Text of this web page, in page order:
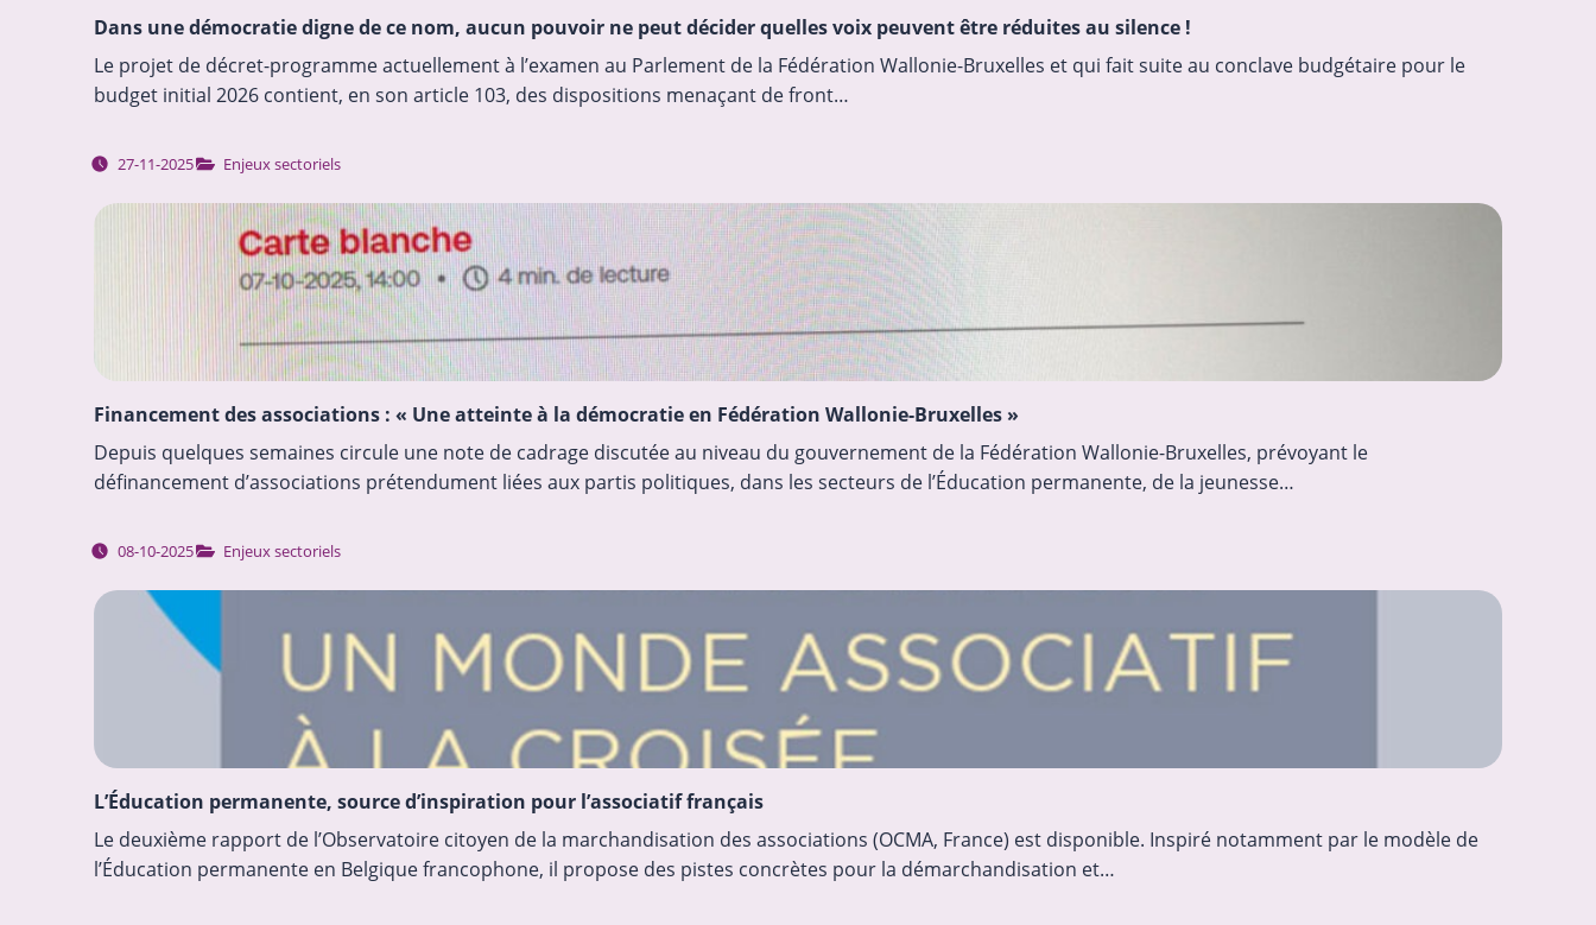
Dans une démocratie digne de ce nom, aucun pouvoir ne peut décider quelles voix peuvent être réduites au silence !
Le projet de décret-programme actuellement à l’examen au Parlement de la Fédération Wallonie-Bruxelles et qui fait suite au conclave budgétaire pour le
budget initial 2026 contient, en son article 103, des dispositions menaçant de front…
27-11-2025 Enjeux sectoriels
Financement des associations : « Une atteinte à la démocratie en Fédération Wallonie-Bruxelles »
Depuis quelques semaines circule une note de cadrage discutée au niveau du gouvernement de la Fédération Wallonie-Bruxelles, prévoyant le
définancement d’associations prétendument liées aux partis politiques, dans les secteurs de l’Éducation permanente, de la jeunesse…
08-10-2025 Enjeux sectoriels
L’Éducation permanente, source d’inspiration pour l’associatif français
Le deuxième rapport de l’Observatoire citoyen de la marchandisation des associations (OCMA, France) est disponible. Inspiré notamment par le modèle de
l’Éducation permanente en Belgique francophone, il propose des pistes concrètes pour la démarchandisation et…